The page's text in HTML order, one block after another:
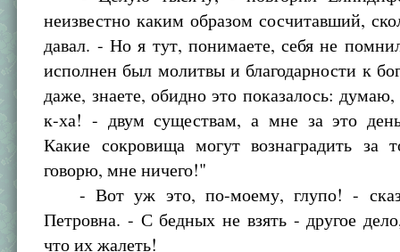
неизвестно каким образом сосчитавший,
давал. - Но я тут, понимаете, себя не
исполнен был молитвы и благодарности к
даже, знаете, обидно это показалось:
к-ха! - двум существам, а мне за это
Какие сокровища могут вознаградить за
говорю, мне ничего!"
- Вот уж это, по-моему, глупо! -
Петровна. - С бедных не взять - другое
что их жалеть!